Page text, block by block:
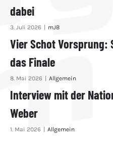
dabei
3. Juli 2026 | mJB
Vier Schot Vorsprung:
das Finale
8. Mai 2026 | Allgemein
Interview mit der
Weber
1. Mai 2026 | Allgemein